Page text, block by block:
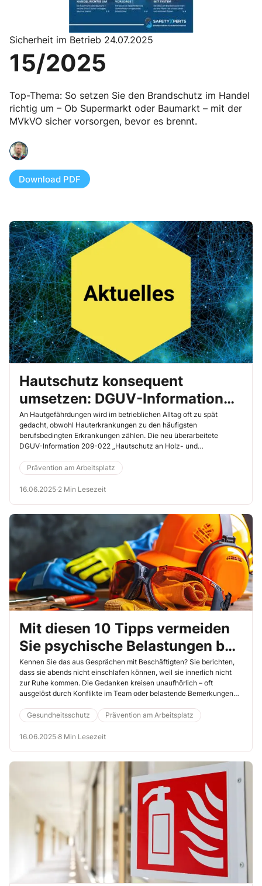
Sicherheit im Betrieb 24.07.2025
15/2025
Top-Thema: So setzen Sie den Brandschutz im Handel
richtig um – Ob Supermarkt oder Baumarkt – mit der
MVkVO sicher vorsorgen, bevor es brennt.
Download PDF
Hautschutz konsequent
umsetzen: DGUV-Information
209-022 aktualisiert
An Hautgefährdungen wird im betrieblichen Alltag oft zu spät
gedacht, obwohl Hauterkrankungen zu den häufigsten
berufsbedingten Erkrankungen zählen. Die neu überarbeitete
DGUV-Information 209-022 „Hautschutz an Holz- und
gezielt zu beraten und geeignete Schutzmaßnahmen im
Unternehmen anzuregen.
Prävention am Arbeitsplatz
16.06.2025·2 Min Lesezeit
Mit diesen 10 Tipps vermeiden
Sie psychische Belastungen bei
Ihren Mitarbeitern
Kennen Sie das aus Gesprächen mit Beschäftigten? Sie berichten,
dass sie abends nicht einschlafen können, weil sie innerlich nicht
zur Ruhe kommen. Die Gedanken kreisen unaufhörlich – oft
ausgelöst durch Konflikte im Team oder belastende Bemerkungen
wiederkehren und sich negativ auf die Konzentration und
Leistungsfähigkeit auswirken. Im schlimmsten Fall entwickelt sich
daraus eine psychische Belastung.
Gesundheitsschutz Prävention am Arbeitsplatz
16.06.2025·8 Min Lesezeit